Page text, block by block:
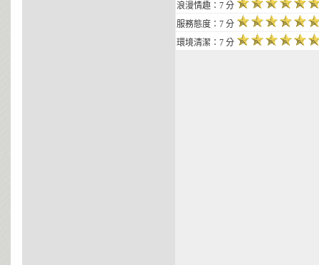
浪漫情趣：7 分
服務態度：7 分
環境清潔：7 分